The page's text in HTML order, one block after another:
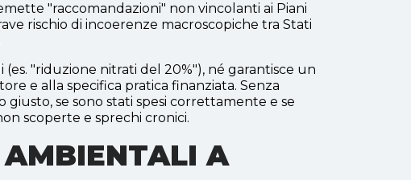
"raccomandazioni" non vincolanti ai Piani
rischio di incoerenze macroscopiche tra Stati
"riduzione nitrati del 20%"), né garantisce un
e alla specifica pratica finanziata. Senza
se sono stati spesi correttamente e se
scoperte e sprechi cronici.
A